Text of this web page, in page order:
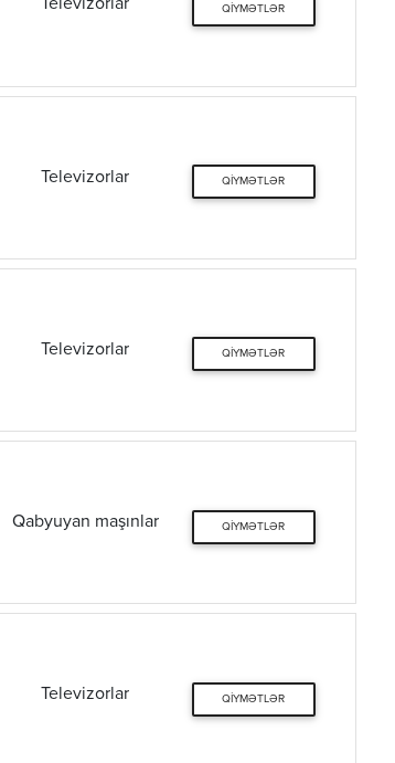
Televizorlar QIYMƏTLƏR
Televizorlar QIYMƏTLƏR
Televizorlar QIYMƏTLƏR
Qabyuyan maşınlar QIYMƏTLƏR
Televizorlar QIYMƏTLƏR